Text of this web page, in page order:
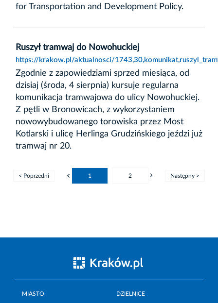
for Transportation and Development Policy.
Ruszył tramwaj do Nowohuckiej
https://krakow.pl/aktualnosci/
Zgodnie z zapowiedziami sprzed miesiąca, od
dzisiaj (środa, 4 sierpnia) kursuje regularna
komunikacja tramwajowa do ulicy Nowohuckiej.
Z pętli w Bronowicach, z wykorzystaniem
nowowybudowanego torowiska przez Most
Kotlarski i ulicę Herlinga Grudzińskiego jeździ już
tramwaj nr 20.
< Poprzedni 1 2 Następny >
MIASTO DZIELNICE